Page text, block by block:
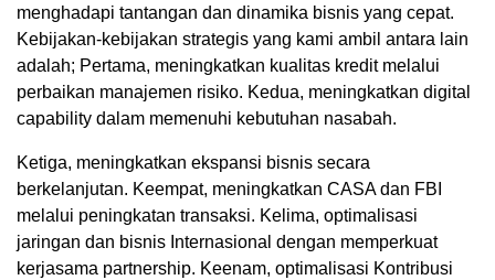
menghadapi tantangan dan dinamika bisnis yang cepat.
Kebijakan-kebijakan strategis yang kami ambil antara lain
adalah; Pertama, meningkatkan kualitas kredit melalui
perbaikan manajemen risiko. Kedua, meningkatkan digital
capability dalam memenuhi kebutuhan nasabah.
Ketiga, meningkatkan ekspansi bisnis secara
berkelanjutan. Keempat, meningkatkan CASA dan FBI
melalui peningkatan transaksi. Kelima, optimalisasi
jaringan dan bisnis Internasional dengan memperkuat
kerjasama partnership. Keenam, optimalisasi Kontribusi